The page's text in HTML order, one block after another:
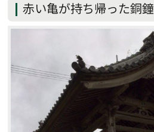
赤い亀が持ち帰った銅鐘